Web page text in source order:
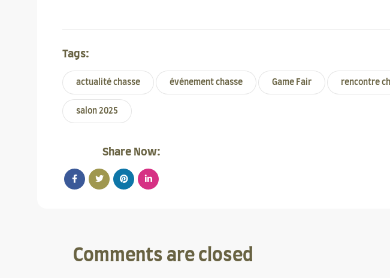
Tags:
actualité chasse événement chasse Game Fair rencontre
salon 2025
Share Now:
Comments are closed